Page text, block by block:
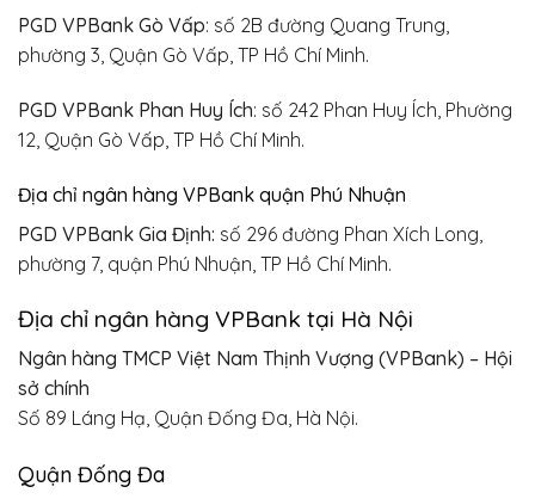
PGD VPBank Gò Vấp: số 2B đường Quang Trung,
phường 3, Quận Gò Vấp, TP Hồ Chí Minh.
PGD VPBank Phan Huy Ích: số 242 Phan Huy Ích, Phường
12, Quận Gò Vấp, TP Hồ Chí Minh.
Địa chỉ ngân hàng VPBank quận Phú Nhuận
PGD VPBank Gia Định: số 296 đường Phan Xích Long,
phường 7, quận Phú Nhuận, TP Hồ Chí Minh.
Địa chỉ ngân hàng VPBank tại Hà Nội
Ngân hàng TMCP Việt Nam Thịnh Vượng (VPBank) – Hội
sở chính
Số 89 Láng Hạ, Quận Đống Đa, Hà Nội.
Quận Đống Đa